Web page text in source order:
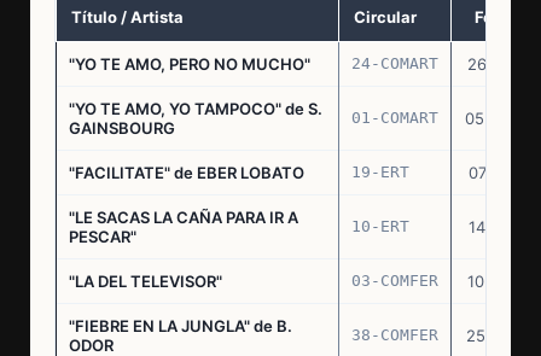
Título / Artista Circular Fecha
"YO TE AMO, PERO NO MUCHO" 24-COMART 26.11.69
"YO TE AMO, YO TAMPOCO" de S.
GAINSBOURG
01-COMART 05.02.70
"FACILITATE" de EBER LOBATO 19-ERT 07.10.70
"LE SACAS LA CAÑA PARA IR A
PESCAR"
10-ERT 14.07.71
"LA DEL TELEVISOR" 03-COMFER 10.01.73
"FIEBRE EN LA JUNGLA" de B.
ODOR
38-COMFER 25.10.73